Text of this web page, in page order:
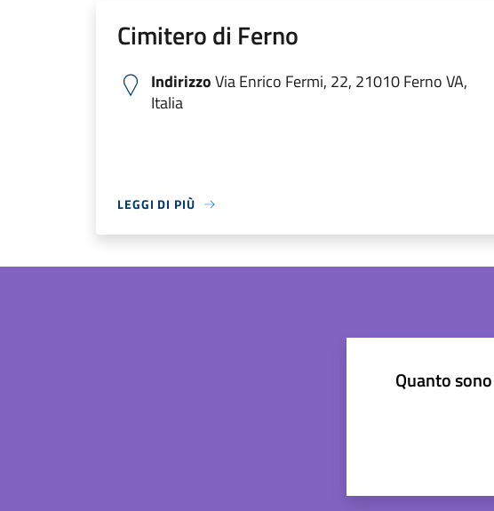
Cimitero di Ferno
IndirizzoVia Enrico Fermi, 22, 21010 Ferno VA,
Italia
LEGGI DI PIÙ
Quanto